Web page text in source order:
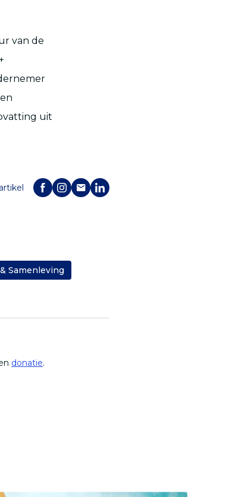
van de
uit
Samenleving
donatie.